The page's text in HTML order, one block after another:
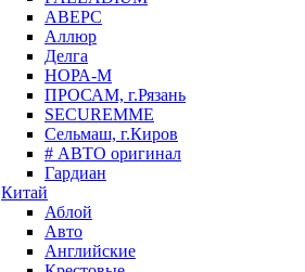
АВЕРС
Аллюр
Делга
НОРА-М
ПРОСАМ, г.Рязань
SECUREMME
Сельмаш, г.Киров
# АВТО оригинал
Гардиан
Китай
Аблой
Авто
Английские